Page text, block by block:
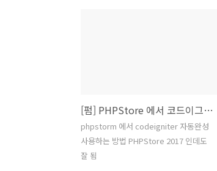
[펌] PHPStore 에서 코드이그나이터 설정
phpstorm 에서 codeigniter 자동완성
사용하는 방법 PHPStore 2017 인데도
잘 됨